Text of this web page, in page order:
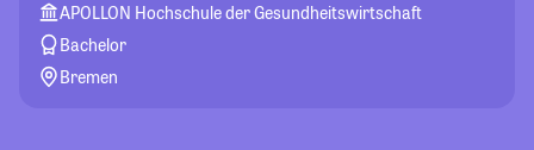
APOLLON Hochschule der Gesundheitswirtschaft
Bachelor
Bremen